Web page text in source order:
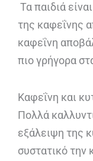
Τα παιδιά
της καφεΐνης
καφεΐνη
πιο γρήγορα
Καφεΐνη και
Πολλά
εξάλειψη της
συστατικό την